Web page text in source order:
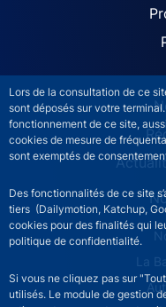
Lors de la consultation de ce
sont déposés sur votre
fonctionnement de ce site,
cookies de mesure de
sont exemptés de
Des fonctionnalités de ce site
tiers (Dailymotion, Katchup,
cookies pour des finalités qui
politique de confidentialité.
Si vous ne cliquez pas sur
utilisés. Le module de gestion
ACPR
ACPR footer
La